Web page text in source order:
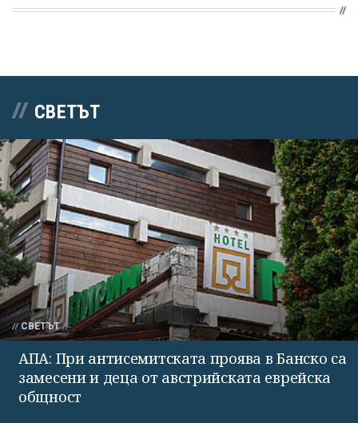
СВЕТЪТ
СВЕТЪТ
АПА: При антисемитската проява в Банско са
замесени и деца от австрийската еврейска
общност